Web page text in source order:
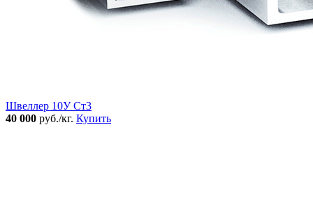
Швеллер 10У Ст3
40 000 руб./кг. Купить